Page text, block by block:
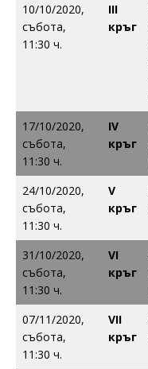
10/10/2020,
събота,
11:30 ч.
III
кръг
17/10/2020,
събота,
11:30 ч.
IV
кръг
24/10/2020,
събота,
11:30 ч.
V
кръг
31/10/2020,
събота,
11:30 ч.
VI
кръг
07/11/2020,
събота,
11:30 ч.
VII
кръг